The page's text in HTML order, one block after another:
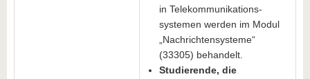
­
in Telekommunikations­
systemen werden im Modul
„Nachrichtensysteme“
(33305) behandelt.
Studierende, die